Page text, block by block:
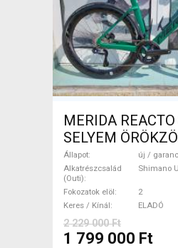
MERIDA
SELYEM
(FEKETE) ( (S,M)
Shimano Ultegra
új / garanciával
Állapot
új /
Alkatrészcsalád
(Outi)
Shimano
Fokozatok elöl
2
Keres / Kínál
ELADÓ
2 229 000 Ft
1 799 000 Ft